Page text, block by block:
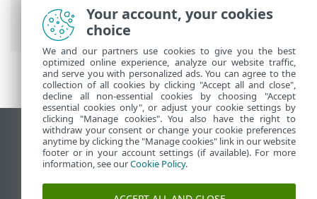
Používatelia> Priradenie súboru povolení
k používateľovi
Zobraziť stránku ako na počítači
End of Life
Databáza znalostí ESET
ESET Fórum
Your account, your cookies
choice
We and our partners use cookies to give you the best
optimized online experience, analyze our website traffic,
and serve you with personalized ads. You can agree to the
collection of all cookies by clicking "Accept all and close",
decline all non-essential cookies by choosing "Accept
essential cookies only", or adjust your cookie settings by
clicking "Manage cookies". You also have the right to
withdraw your consent or change your cookie preferences
anytime by clicking the "Manage cookies" link in our website
footer or in your account settings (if available). For more
information, see ourCookie Policy.